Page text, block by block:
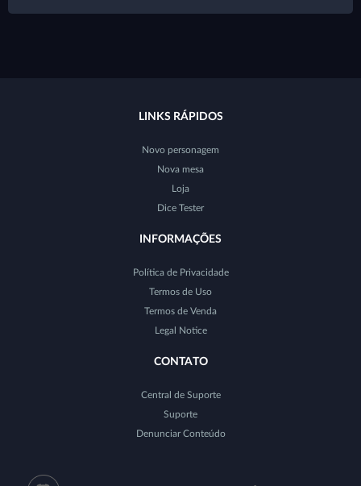
LINKS RÁPIDOS
Novo personagem
Nova mesa
Loja
Dice Tester
INFORMAÇÕES
Política de Privacidade
Termos de Uso
Termos de Venda
Legal Notice
CONTATO
Central de Suporte
Suporte
Denunciar Conteúdo